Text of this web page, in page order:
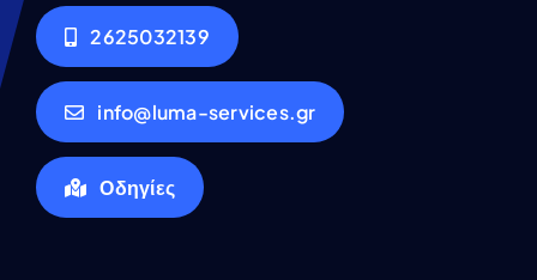
2625032139
info@luma-services.gr
Οδηγίες